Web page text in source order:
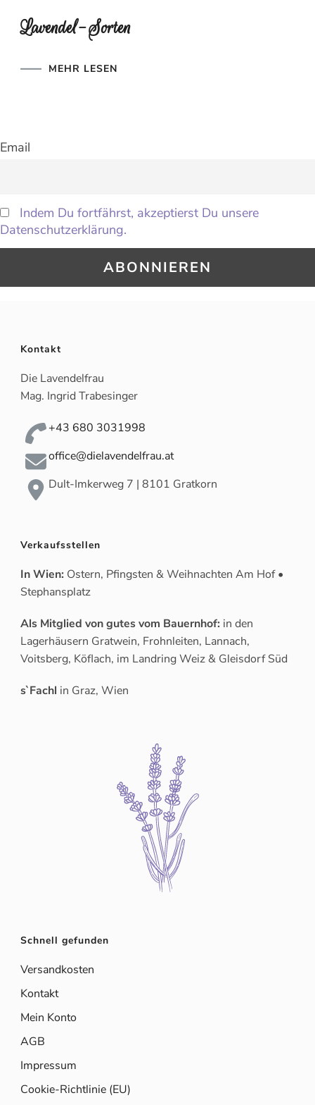
Lavendel-Sorten
MEHR LESEN
Email
Indem Du fortfährst, akzeptierst Du unsere
Datenschutzerklärung.
Kontakt
Die Lavendelfrau
Mag. Ingrid Trabesinger
+43 680 3031998
office@dielavendelfrau.at
Dult-Imkerweg 7 | 8101 Gratkorn
Verkaufsstellen
In Wien: Ostern, Pfingsten & Weihnachten Am Hof •
Stephansplatz
Als Mitglied von gutes vom Bauernhof: in den
Lagerhäusern Gratwein, Frohnleiten, Lannach,
Voitsberg, Köflach, im Landring Weiz & Gleisdorf Süd
s`Fachl in Graz, Wien
Schnell gefunden
Versandkosten
Kontakt
Mein Konto
AGB
Impressum
Cookie-Richtlinie (EU)